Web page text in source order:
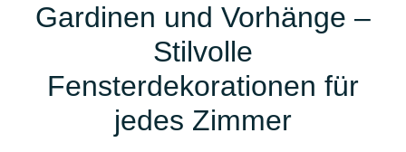
Gardinen und Vorhänge –
Stilvolle
Fensterdekorationen für
jedes Zimmer